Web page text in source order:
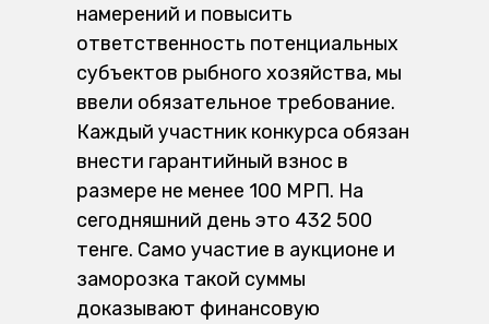
намерений и повысить
ответственность потенциальных
субъектов рыбного хозяйства, мы
ввели обязательное требование.
Каждый участник конкурса обязан
внести гарантийный взнос в
размере не менее 100 МРП. На
сегодняшний день это 432 500
тенге. Само участие в аукционе и
заморозка такой суммы
доказывают финансовую